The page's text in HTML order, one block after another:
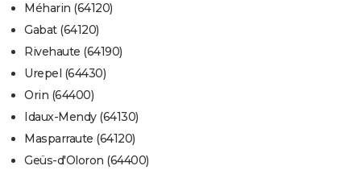
Méharin (64120)
Gabat (64120)
Rivehaute (64190)
Urepel (64430)
Orin (64400)
Idaux-Mendy (64130)
Masparraute (64120)
Geüs-d'Oloron (64400)